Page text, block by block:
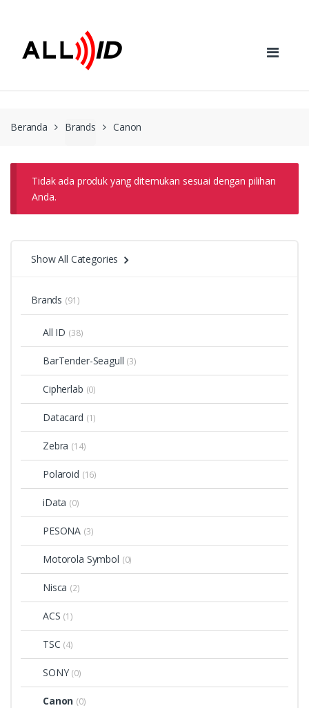
Beranda Brands Canon
Tidak ada produk yang ditemukan sesuai dengan pilihan
Anda.
Show All Categories
Brands (91)
All ID (38)
BarTender-Seagull (3)
Cipherlab (0)
Datacard (1)
Zebra (14)
Polaroid (16)
iData (0)
PESONA (3)
Motorola Symbol (0)
Nisca (2)
ACS (1)
TSC (4)
SONY (0)
Canon (0)